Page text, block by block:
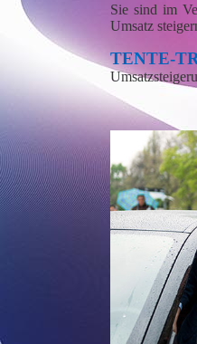
Sie sind im
Umsatz
TENTE-